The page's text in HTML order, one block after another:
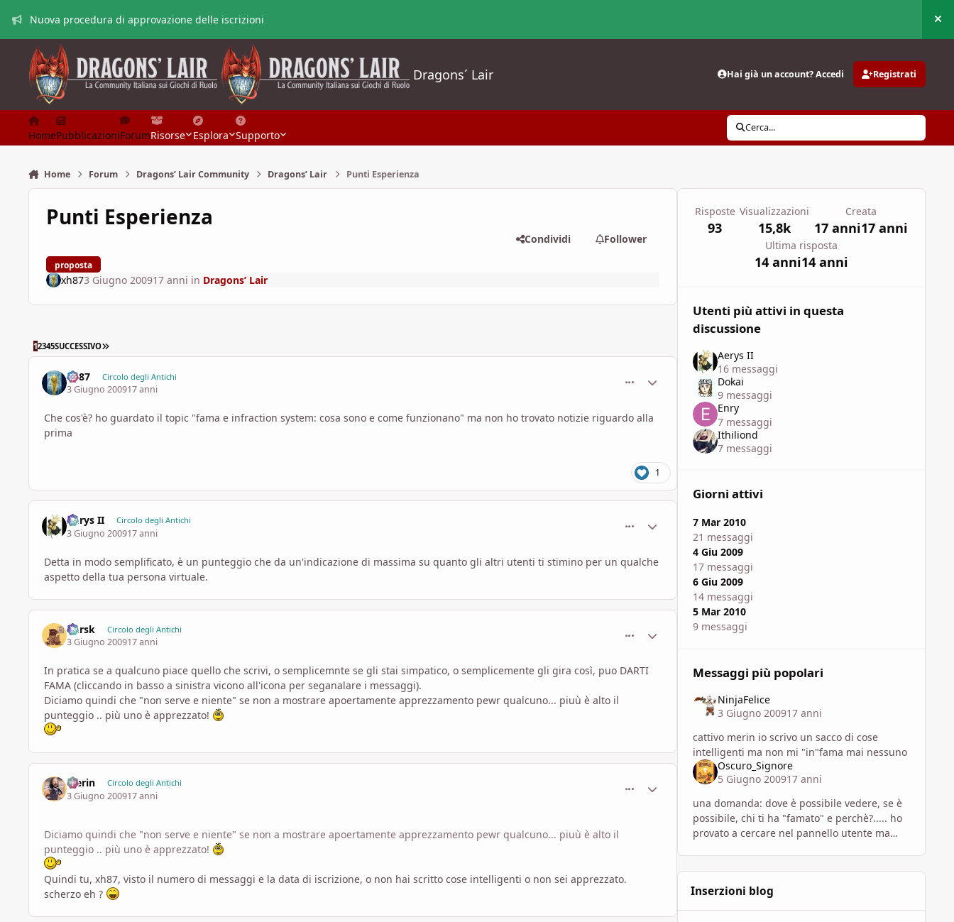
Nuova procedura di approvazione delle iscrizioni
Dragons´ Lair Hai già un account? Accedi Registrati
HomePubblicazioniForumRisorse Esplora Supporto
Cerca...
Home Forum Dragons’ Lair Community Dragons’ Lair Punti Esperienza
Punti Esperienza
proposta
Condividi Follower
xh873 Giugno 200917 anni in Dragons’ Lair
12345SUCCESSIVO ULTIMA PAGINA
xh87 Circolo degli Antichi
3 Giugno 200917 anni
comment_332638
Statistiche Autore
Che cos'è? ho guardato il topic "fama e infraction system: cosa sono e come funzionano" ma non ho trovato notizie riguardo alla
prima
1
Aerys II Circolo degli Antichi
3 Giugno 200917 anni
comment_332643
Statistiche Autore
Detta in modo semplificato, è un punteggio che da un'indicazione di massima su quanto gli altri utenti ti stimino per un qualche
aspetto della tua persona virtuale.
Kursk Circolo degli Antichi
3 Giugno 200917 anni
comment_332644
Statistiche Autore
In pratica se a qualcuno piace quello che scrivi, o semplicemnte se gli stai simpatico, o semplicemente gli gira così, puo DARTI
FAMA (cliccando in basso a sinistra vicono all'icona per seganalare i messaggi).
Diciamo quindi che "non serve e niente" se non a mostrare apoertamente apprezzamento pewr qualcuno... piuù è alto il
punteggio .. più uno è apprezzato!
Merin Circolo degli Antichi
3 Giugno 200917 anni
comment_332670
Statistiche Autore
Diciamo quindi che "non serve e niente" se non a mostrare apoertamente apprezzamento pewr qualcuno... piuù è alto il
punteggio .. più uno è apprezzato!
Quindi tu, xh87, visto il numero di messaggi e la data di iscrizione, o non hai scritto cose intelligenti o non sei apprezzato.
scherzo eh ?
Risposte
93
Visualizzazioni
15,8k
Creata
17 anni17 anni
Ultima risposta
14 anni14 anni
Utenti più attivi in questa
discussione
Aerys II
16 messaggi
Dokai
9 messaggi
Enry
7 messaggi
Ithiliond
7 messaggi
Giorni attivi
7 Mar 2010
21 messaggi
4 Giu 2009
17 messaggi
6 Giu 2009
14 messaggi
5 Mar 2010
9 messaggi
Messaggi più popolari
NinjaFelice
3 Giugno 200917 anni
cattivo merin io scrivo un sacco di cose
intelligenti ma non mi "in"fama mai nessuno
Oscuro_Signore
5 Giugno 200917 anni
una domanda: dove è possibile vedere, se è
possibile, chi ti ha "famato" e perchè?..... ho
provato a cercare nel pannello utente ma
Inserzioni blog